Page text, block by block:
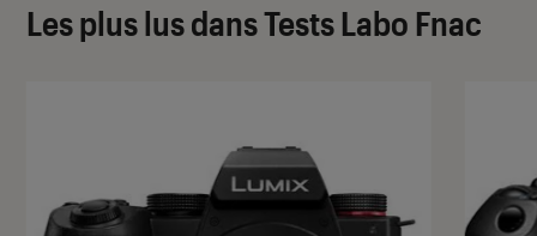
Les plus lus dans Tests Labo Fnac